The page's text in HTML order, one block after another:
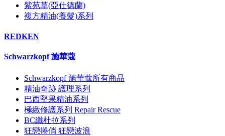
紫苑草(亞仕德蘭)
複方精油(養髮)系列
REDKEN
Schwarzkopf 施華蔻
Schwarzkopf 施華蔻所有商品
精油奇跡 護理系列
巴西堅果精油系列
極緻修護系列 Repair Rescue
BC纖杜拉系列
狂戀捲俏 狂戀波浪